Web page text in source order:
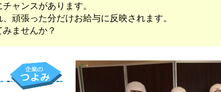
ャンスがあります。
頑張った分だけお給与に反映されます。
ませんか？